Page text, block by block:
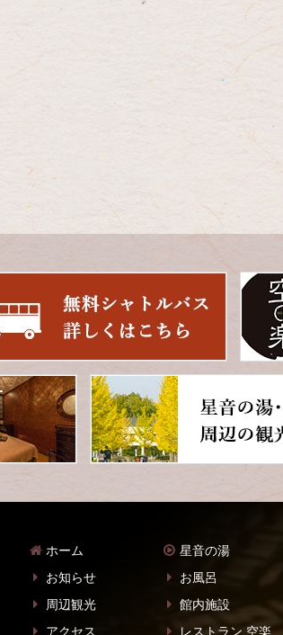
ホーム
お知らせ
周辺観光
アクセス
星音の湯
お風呂
館内施設
レストラン 空楽